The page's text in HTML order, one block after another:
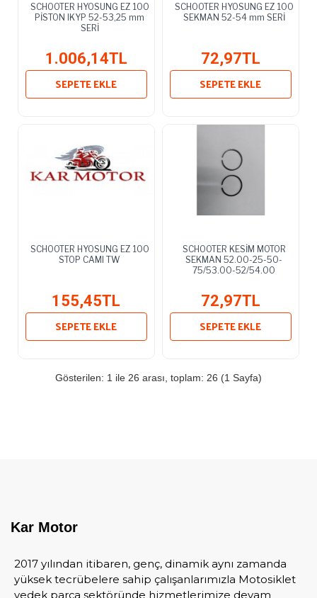
SCHOOTER HYOSUNG EZ 100
PİSTON IKYP 52-53,25 mm
SERİ
1.006,14TL
SEPETE EKLE
SCHOOTER HYOSUNG EZ 100
SEKMAN 52-54 mm SERİ
72,97TL
SEPETE EKLE
SCHOOTER HYOSUNG EZ 100
STOP CAMI TW
155,45TL
SEPETE EKLE
SCHOOTER KESİM MOTOR
SEKMAN 52.00-25-50-
75/53.00-52/54.00
72,97TL
SEPETE EKLE
Gösterilen: 1 ile 26 arası, toplam: 26 (1 Sayfa)
Kar Motor
2017 yılından itibaren, genç, dinamik aynı zamanda
yüksek tecrübelere sahip çalışanlarımızla Motosiklet
yedek parça sektöründe hizmetlerimize devam